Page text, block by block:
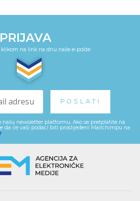
PRIJAVA
na link na dnu naše e-pošte
newsletter platformu. Ako se pretplatite na
da će vaši podaci biti proslijeđeni Mailchimpu na